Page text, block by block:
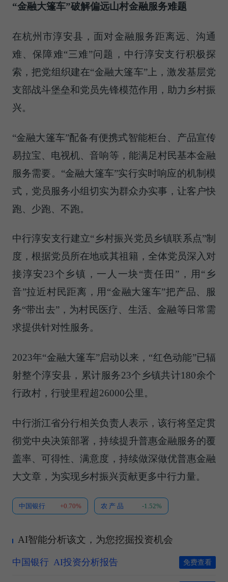
“金融大篷车”破解偏远山村金融服务难题
在杭州市淳安县，面对金融服务距离远、沟通
难、保障难“三难”问题，中行淳安支行积极探
索，把党组织建在“金融大篷车”上，激发基层党
支部战斗堡垒和党员先锋模范作用，助力乡村振
兴。
“金融大篷车”配备有便携式智能柜台、产品宣传
易拉宝、电视机、音响等，能满足村民基本金融
服务需要。“金融大篷车”实行实时响应的机制模
式，党员服务小组切实为群众办实事，让客户快
跑、少跑、不跑。
中行淳安支行建立“乡村振兴党员乡镇联系点”制
度，根据党员所在地或其祖籍，全体党员深入对
接淳安23个乡镇，一人一块“责任田”，用“乡
音”拉近村民距离，用“金融大篷车”把产品、服
务“带出去”，为村民医疗、生活、金融等日常需
求提供针对性服务。
2023年“金融大篷车”启动以来，“红色动能”已辐
射整个淳安县，累计服务23个乡镇共计180余个
行政村，行驶里程超26000公里。
中行浙江省分行相关负责人表示，该行将坚定贯
彻党中央决策部署，持续提升普惠金融服务的覆
盖率、可得性、满意度，持续做深做优普惠金融
大文章，为实现乡村振兴贡献更多中行力量。
中国银行 +0.70% 农 产 品 -1.52%
AI智能分析该文，为您挖掘投资机会
中国银行 AI投资分析报告 免费查看